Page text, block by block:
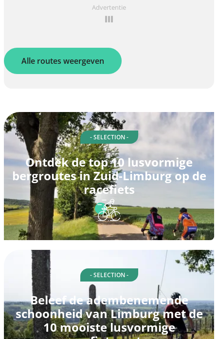
Advertentie
Alle routes weergeven
- SELECTION -
Ontdek de top 10 lusvormige
bergroutes in Zuid-Limburg op de
racefiets
- SELECTION -
Beleef de adembenemende
schoonheid van Limburg met de
10 mooiste lusvormige